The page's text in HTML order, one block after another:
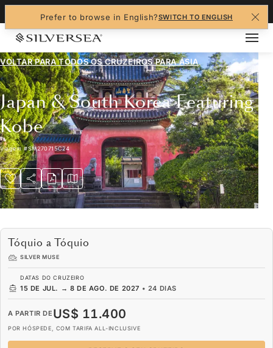
Prefer to browse in English?SWITCH TO ENGLISH
VOLTAR PARA TODOS OS CRUZEIROS PARAÁSIA
Japan & South Korea Featuring
Kobe
Viagem#SM270715C24
Tóquio a Tóquio
SILVER MUSE
DATAS DO CRUZEIRO
15 DE JUL. → 8 DE AGO. DE 2027 • 24 DIAS
A PARTIR DE US$ 11.400
POR HÓSPEDE, COM TARIFA ALL-INCLUSIVE